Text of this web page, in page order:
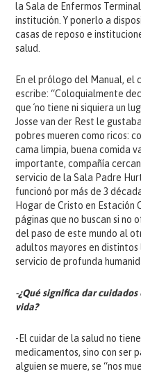
la Sala de Enfermos
institución. Y ponerlo a
casas de reposo e
salud.
En el prólogo del Manual, el
escribe: “Coloquialmente
que ´no tiene ni siquiera un
Josse van der Rest le
pobres mueren como ricos:
cama limpia, buena comida
importante, compañía
servicio de la Sala Padre
funcionó por más de 3
Hogar de Cristo en Estación
páginas que no buscan si no
del paso de este mundo al
adultos mayores en
servicio de profunda
-¿Qué significa dar
vida?
-El cuidar de la salud no
medicamentos, sino con ser
alguien se muere, se “nos